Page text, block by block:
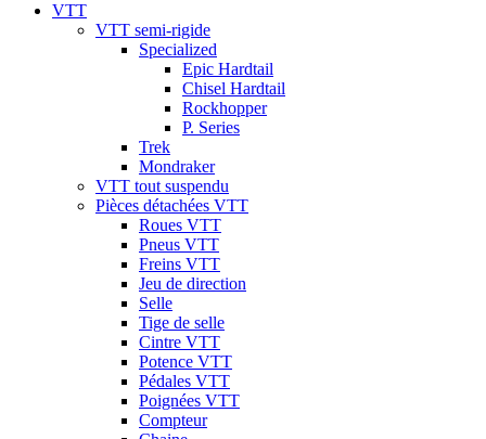
VTT
VTT semi-rigide
Specialized
Epic Hardtail
Chisel Hardtail
Rockhopper
P. Series
Trek
Mondraker
VTT tout suspendu
Pièces détachées VTT
Roues VTT
Pneus VTT
Freins VTT
Jeu de direction
Selle
Tige de selle
Cintre VTT
Potence VTT
Pédales VTT
Poignées VTT
Compteur